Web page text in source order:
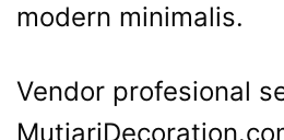
modern minimalis.
Vendor profesional